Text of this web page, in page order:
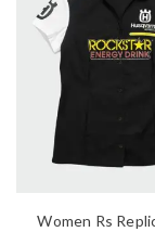
Women Rs